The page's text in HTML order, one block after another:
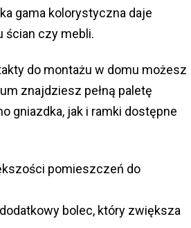
gama kolorystyczna daje
ścian czy mebli.
do montażu w domu możesz
znajdziesz pełną paletę
gniazdka, jak i ramki dostępne
pomieszczeń do
bolec, który zwiększa